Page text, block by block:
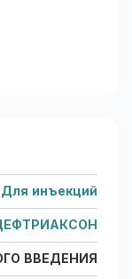
Для инъекций
ВВЕДЕНИЯ